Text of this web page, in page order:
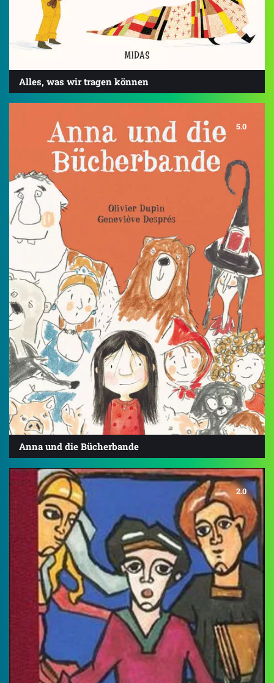
Alles, was wir tragen können
5.0
Anna und die Bücherbande
2.0